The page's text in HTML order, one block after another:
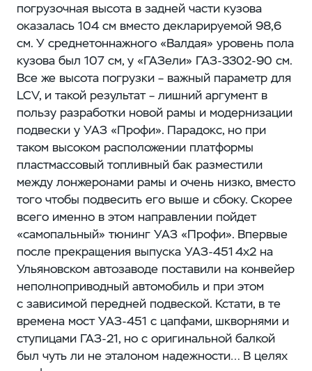
погрузочная высота в задней части кузова
оказалась 104 см вместо декларируемой 98,6
см. У среднетоннажного «Валдая» уровень пола
кузова был 107 см, у «ГАЗели» ГАЗ‑3302-90 см.
Все же высота погрузки – ​важный параметр для
LCV, и такой результат – ​лишний аргумент в
пользу разработки новой рамы и модернизации
подвески у УАЗ «Профи». Парадокс, но при
таком высоком расположении платформы
пластмассовый топливный бак разместили
между лонжеронами рамы и очень низко, вместо
того чтобы подвесить его выше и сбоку. Скорее
всего именно в этом направлении пойдет
«самопальный» тюнинг УАЗ «Профи». Впервые
после прекращения выпуска УАЗ‑451 4х2 на
Ульяновском автозаводе поставили на конвейер
неполноприводный автомобиль и при этом
с зависимой передней подвеской. Кстати, в те
времена мост УАЗ‑451 с цапфами, шкворнями и
ступицами ГАЗ‑21, но с оригинальной балкой
был чуть ли не эталоном надежности… В целях